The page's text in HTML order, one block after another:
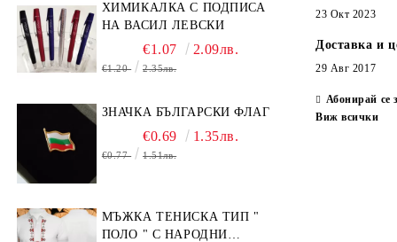
ХИМИКАЛКА С ПОДПИСА
НА ВАСИЛ ЛЕВСКИ
€1.07 2.09лв.
€1.20 2.35лв.
ЗНАЧКА БЪЛГАРСКИ ФЛАГ
€0.69 1.35лв.
€0.77 1.51лв.
МЪЖКА ТЕНИСКА ТИП "
ПОЛО " С НАРОДНИ
23 Окт 2023
Доставка и
29 Авг 2017
Абонирай се
Виж всички